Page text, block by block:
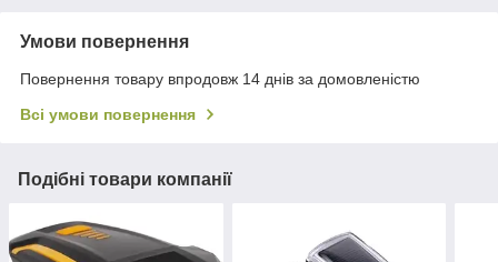
Умови повернення
Повернення товару впродовж 14 днів за домовленістю
Всі умови повернення
Подібні товари компанії